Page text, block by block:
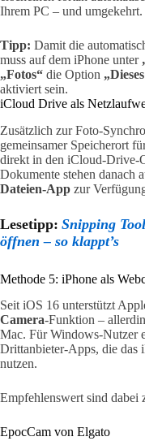
Ihrem PC – und umgekehrt.
Tipp: Damit die
muss auf dem iPhone unter
„Fotos“ die Option
aktiviert sein.
iCloud Drive als
Zusätzlich zur Foto-
gemeinsamer Speicherort
direkt in den iCloud-Drive-
Dokumente stehen danach
Dateien-App zur
Lesetipp: Snipping
öffnen – so klappt’s
Methode 5: iPhone als
Seit iOS 16 unterstützt
Camera-Funktion –
Mac. Für Windows-Nutzer
Drittanbieter-Apps, die das
nutzen.
Empfehlenswert sind dabei
EpocCam von Elgato